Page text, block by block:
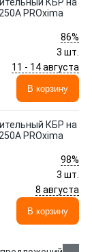
PROxima
86%
3 шт.
11 - 14 августа
В корзину
КБР на
PROxima
98%
3 шт.
8 августа
В корзину